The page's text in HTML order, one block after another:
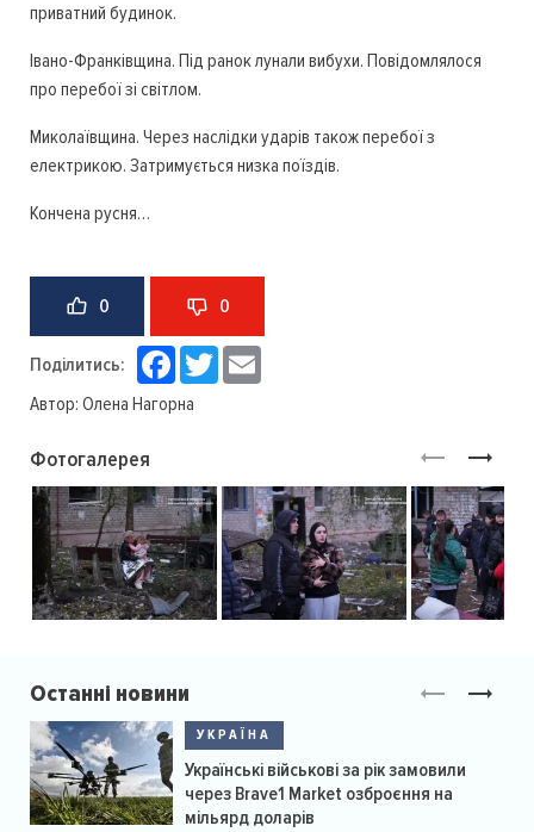
приватний будинок.
Івано-Франківщина. Під ранок лунали вибухи. Повідомлялося
про перебої зі світлом.
Миколаївщина. Через наслідки ударів також перебої з
електрикою. Затримується низка поїздів.
Кончена русня…
0 0
Поділитись: Facebook
Twitter
Автор: Олена Нагорна
Фотогалерея
Останні новини
УКРАЇНА
Українські військові за рік замовили
через Brave1 Market озброєння на
мільярд доларів